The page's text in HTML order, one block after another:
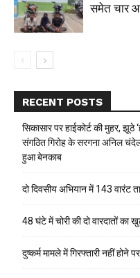
समेत चार
RECENT POSTS
सिकासार पर हाईकोर्ट की मुहर, झूठे
संगठित गिरोह के सरगना अनिल
हुआ बेनकाब
दो दिवसीय अभियान में 143 वारंट
48 घंटे में चोरी की दो वारदातों का
दुष्कर्म मामले में गिरफ्तारी नहीं होने